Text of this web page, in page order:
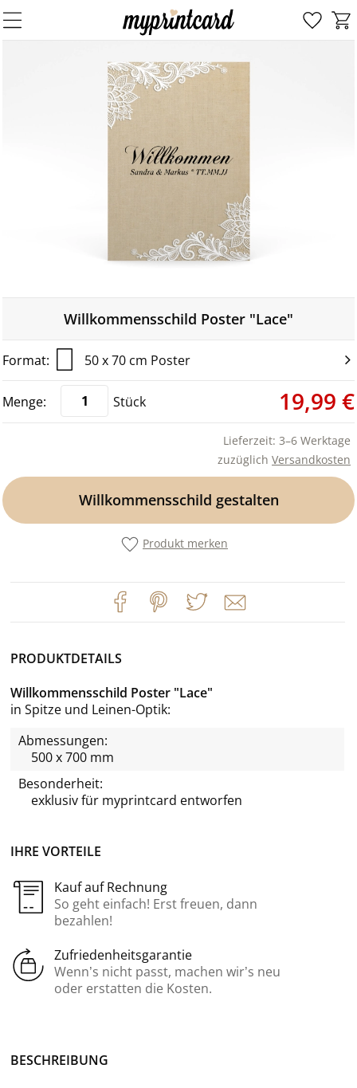
Willkommensschild Poster "Lace"
50 x 70 cm Poster
Stück 19,99 €
Lieferzeit: 3–6 Werktage
zuzüglich Versandkosten
Willkommensschild gestalten
Produkt merken
IHRE VORTEILE
Kauf auf Rechnung
So geht einfach! Erst freuen, dann
bezahlen!
Zufriedenheitsgarantie
Wenn’s nicht passt, machen wir’s neu
oder erstatten die Kosten.
PRODUKTDETAILS
Willkommensschild Poster "Lace"
in Spitze und Leinen-Optik
Abmessungen:
500 x 700 mm
Besonderheit:
exklusiv für myprintcard entworfen
BE­SCHREI­BUNG